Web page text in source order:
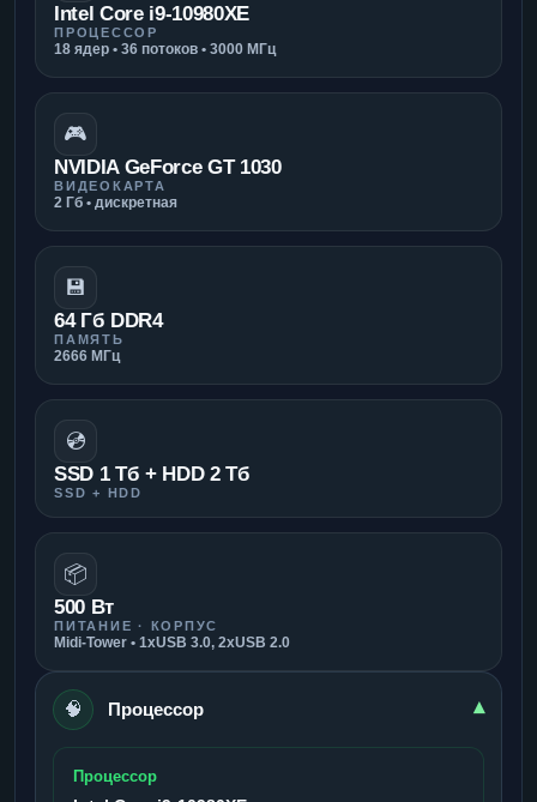
Intel Core i9-10980XE
ПРОЦЕССОР
18 ядер • 36 потоков • 3000 МГц
🎮
NVIDIA GeForce GT 1030
ВИДЕОКАРТА
2 Гб • дискретная
💾
64 Гб DDR4
ПАМЯТЬ
2666 МГц
💿
SSD 1 Тб + HDD 2 Тб
SSD + HDD
📦
500 Вт
ПИТАНИЕ · КОРПУС
Midi-Tower • 1xUSB 3.0, 2xUSB 2.0
🧠 Процессор ▾
Процессор